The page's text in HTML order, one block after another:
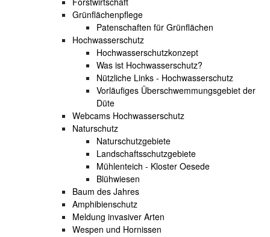
Grünflächenpflege
Patenschaften für Grünflächen
Hochwasserschutz
Hochwasserschutzkonzept
Was ist Hochwasserschutz?
Nützliche Links - Hochwasserschutz
Vorläufiges Überschwemmungsgebiet der
Düte
Webcams Hochwasserschutz
Naturschutz
Naturschutzgebiete
Landschaftsschutzgebiete
Mühlenteich - Kloster Oesede
Blühwiesen
Baum des Jahres
Amphibienschutz
Meldung invasiver Arten
Wespen und Hornissen